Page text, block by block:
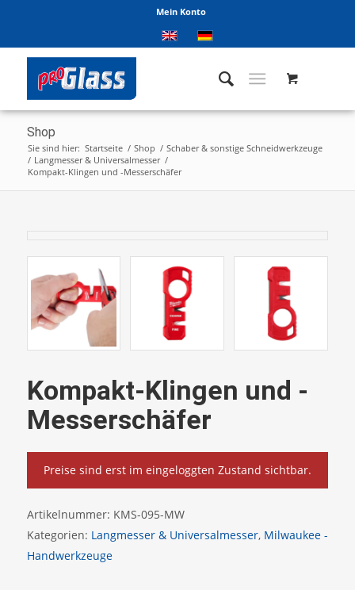
Mein Konto
Shop
Sie sind hier: Startseite / Shop / Schaber & sonstige Schneidwerkzeuge
/ Langmesser & Universalmesser /
Kompakt-Klingen und -Messerschäfer
Kompakt-Klingen und -
Messerschäfer
Preise sind erst im eingeloggten Zustand sichtbar.
Artikelnummer: KMS-095-MW
Kategorien: Langmesser & Universalmesser, Milwaukee -
Handwerkzeuge